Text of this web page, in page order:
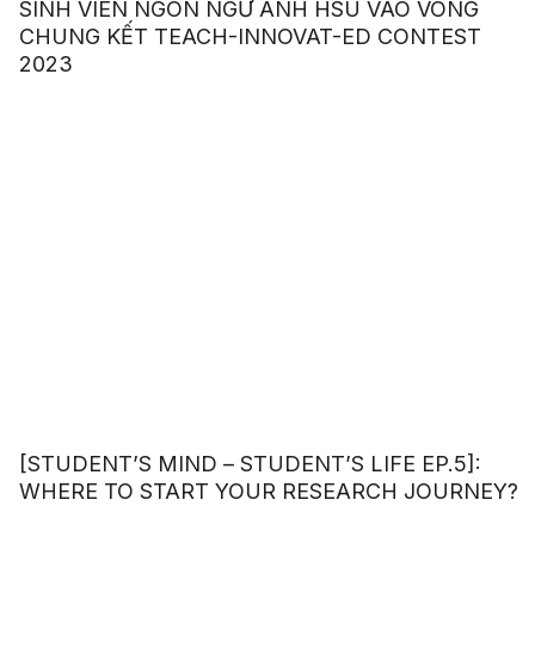
SINH VIÊN NGÔN NGỮ ANH HSU VÀO VÒNG
CHUNG KẾT TEACH-INNOVAT-ED CONTEST
2023
[STUDENT’S MIND – STUDENT’S LIFE EP.5]:
WHERE TO START YOUR RESEARCH JOURNEY?